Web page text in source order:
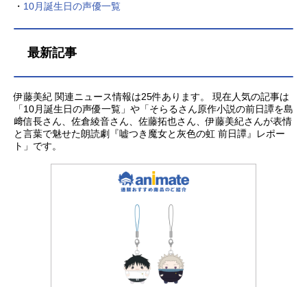
・ 10月誕生日の声優一覧
最新記事
伊藤美紀 関連ニュース情報は25件あります。 現在人気の記事は
「10月誕生日の声優一覧」や「そらるさん原作小説の前日譚を島
﨑信長さん、佐倉綾音さん、佐藤拓也さん、伊藤美紀さんが表情
と言葉で魅せた朗読劇『嘘つき魔女と灰色の虹 前日譚』レポー
ト」です。